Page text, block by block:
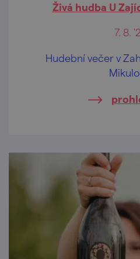
Živá hudba U
7. 8.
Hudební večer v